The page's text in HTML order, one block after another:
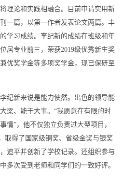
理论和实践相融合。目前申请实用新
一篇，以第一作者发表论文两篇。丰
学习成绩。李纪新的成绩在班级和年
居专业前三，荣获2019级优秀新生奖
优奖学金等多项奖学金，现已保研至
纪新来说是能力使然。出色的领导能
梁、能干大事。“我愿意在有限的时
情”，他不仅独立负责过大型项目，
取得了国家级铜奖、省级金奖与银奖
追平并创新了学校记录。还组织参与
多次受到老师和同学们的一致好评。